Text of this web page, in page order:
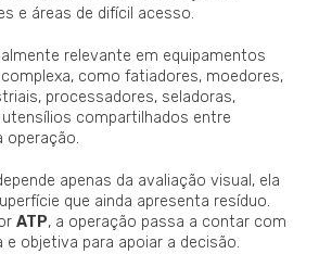
e áreas de difícil acesso.
relevante em equipamentos
como fatiadores, moedores,
processadores, seladoras,
compartilhados entre
operação.
apenas da avaliação visual, ela
que ainda apresenta resíduo.
ATP, a operação passa a contar com
e objetiva para apoiar a decisão.